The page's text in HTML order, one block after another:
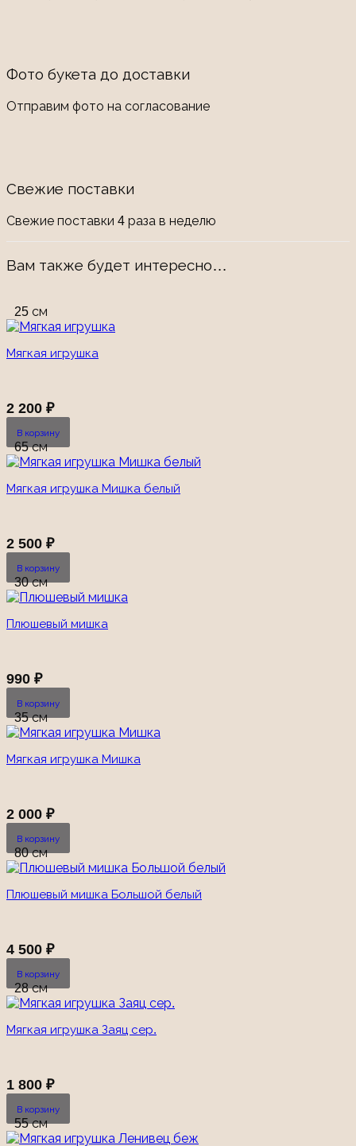
Фото букета до доставки
Отправим фото на согласование
Свежие поставки
Свежие поставки 4 раза в неделю
Вам также будет интересно…
25 см
Мягкая игрушка
2 200 ₽
В корзину
65 см
Мягкая игрушка Мишка белый
2 500 ₽
В корзину
30 см
Плюшевый мишка
990 ₽
В корзину
35 см
Мягкая игрушка Мишка
2 000 ₽
В корзину
80 см
Плюшевый мишка Большой белый
4 500 ₽
В корзину
28 см
Мягкая игрушка Заяц сер.
1 800 ₽
В корзину
55 см